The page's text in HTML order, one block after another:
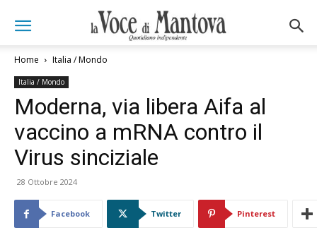
Home Italia / Mondo
Italia / Mondo
Moderna, via libera Aifa al
vaccino a mRNA contro il
Virus sinciziale
28 Ottobre 2024
Facebook Twitter Pinterest